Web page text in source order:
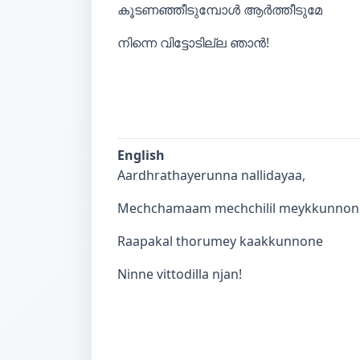
കൂടണഞ്ഞീടുമ്പോൾ ആർത്തീടുമേ
നിന്നെ വിട്ടോടില്ല ഞാൻ!
English
Aardhrathayerunna nallidayaa,
Mechchamaam mechchilil
Raapakal thorumey kaakkunnone
Ninne vittodilla njan!